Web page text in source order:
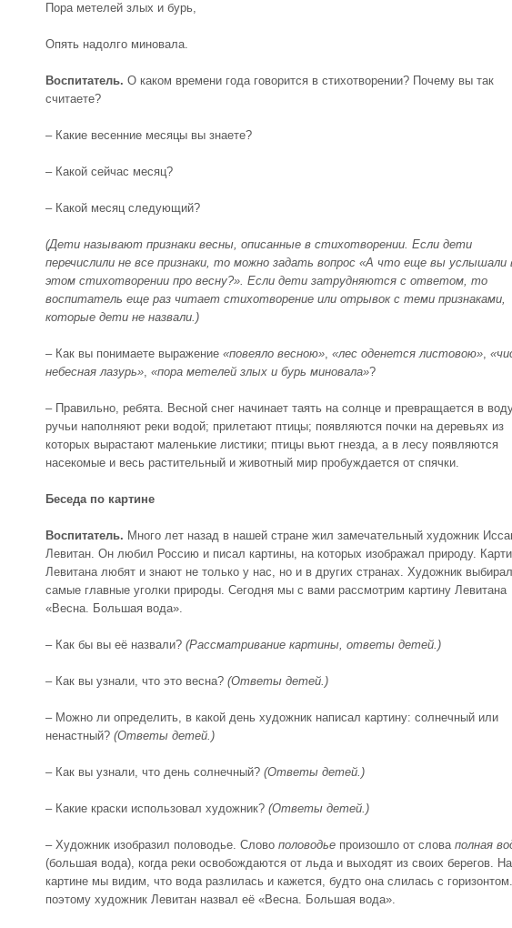
Пора метелей злых и бурь,
Опять надолго миновала.
Воспитатель. О каком времени года говорится в стихотворении? Почему вы так
считаете?
– Какие весенние месяцы вы знаете?
– Какой сейчас месяц?
– Какой месяц следующий?
(Дети называют признаки весны, описанные в стихотворении. Если дети
перечислили не все признаки, то можно задать вопрос «А что еще вы услышали
этом стихотворении про весну?». Если дети затрудняются с ответом, то
воспитатель еще раз читает стихотворение или отрывок с теми признаками,
которые дети не назвали.)
– Как вы понимаете выражение «повеяло весною», «лес оденется листовою»,
небесная лазурь», «пора метелей злых и бурь миновала»?
– Правильно, ребята. Весной снег начинает таять на солнце и превращается в
ручьи наполняют реки водой; прилетают птицы; появляются почки на деревьях из
которых вырастают маленькие листики; птицы вьют гнезда, а в лесу появляются
насекомые и весь растительный и животный мир пробуждается от спячки.
Беседа по картине
Воспитатель. Много лет назад в нашей стране жил замечательный художник
Левитан. Он любил Россию и писал картины, на которых изображал природу.
Левитана любят и знают не только у нас, но и в других странах. Художник выбирал
самые главные уголки природы. Сегодня мы с вами рассмотрим картину Левитана
«Весна. Большая вода».
– Как бы вы её назвали? (Рассматривание картины, ответы детей.)
– Как вы узнали, что это весна? (Ответы детей.)
– Можно ли определить, в какой день художник написал картину: солнечный или
ненастный? (Ответы детей.)
– Как вы узнали, что день солнечный? (Ответы детей.)
– Какие краски использовал художник? (Ответы детей.)
– Художник изобразил половодье. Слово половодье произошло от слова полная
(большая вода), когда реки освобождаются от льда и выходят из своих берегов. На
картине мы видим, что вода разлилась и кажется, будто она слилась с
поэтому художник Левитан назвал её «Весна. Большая вода».